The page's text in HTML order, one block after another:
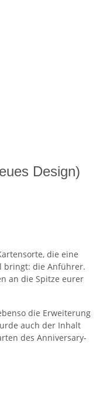
Design)
die eine
bringt: die Anführer.
an die Spitze eurer
die Erweiterung
auch der Inhalt
des Anniversary-